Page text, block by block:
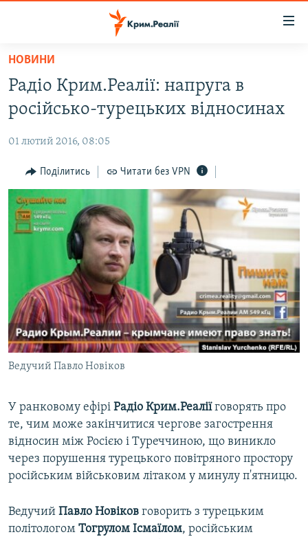
Перейти
основного
матеріалу
Перейти
до
навігації
Перейти
до
пошуку
ВОДА.КРИМ
ВІДЕО ТА ФОТО
ПОЛІТИКА
БЛОГИ
ПОГЛЯД
ІНТЕРВ'Ю
ВСЕ ЗА ДЕНЬ
СПЕЦПРОЕКТИ
ДЕПОРТАЦІЯ
ВІДЕОУРОКИ «ELIFBE»
СВІДЧЕННЯ ОКУПАЦІЇ
УКРАЇНСЬКА ПРОБЛЕМА КРИМУ
ЯК ОБІЙТИ БЛОКУВАННЯ
Русский
Qırımtatar
Усі сайти RFE/RL
НОВИНИ
Радіо Крим.Реалії: напруга в
російсько-турецьких відносинах
01 лютий 2016, 08:05
Поділитись Читати без VPN
Ведучий Павло Новіков
У ранковому ефірі Радіо Крим.Реаліїговорять про
те, чим може закінчитися чергове загострення
відносин між Росією і Туреччиною, що виникло
через порушення турецького повітряного простору
російським військовим літаком у минулу п'ятницю.
Ведучий Павло Новіков говорить з турецьким
політологом Тогрулом Ісмаїлом, російським